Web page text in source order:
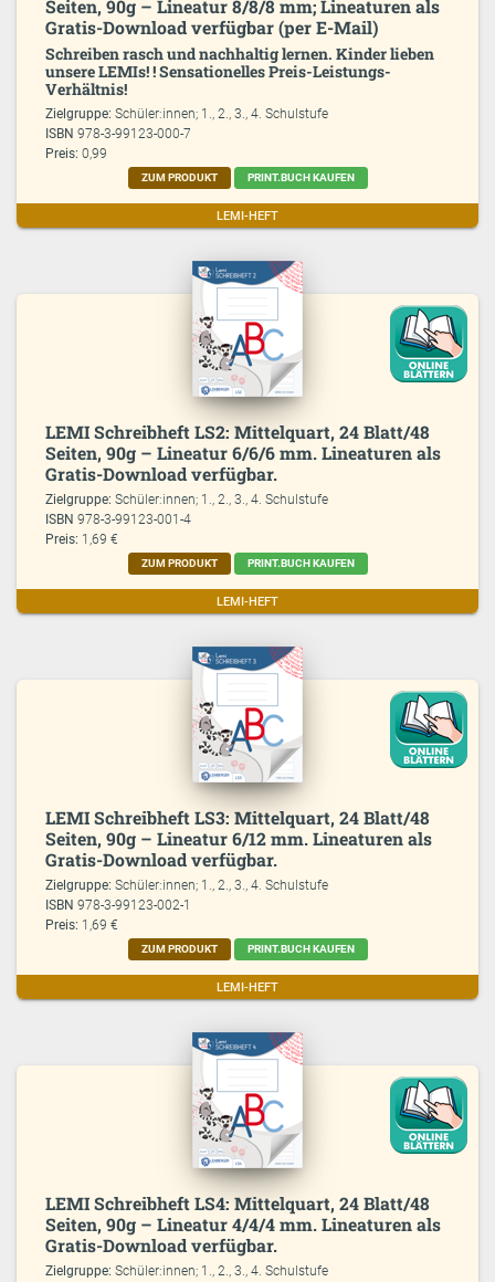
Seiten, 90g – Lineatur 8/8/8 mm; Lineaturen als
Gratis-Download verfügbar (per E-Mail)
Schreiben rasch und nachhaltig lernen. Kinder lieben
unsere LEMIs! ! Sensationelles Preis-Leistungs-
Verhältnis!
Zielgruppe:Schüler:innen; 1., 2., 3., 4. Schulstufe
ISBN978-3-99123-000-7
Preis: 0,99
ZUM PRODUKT PRINT.BUCH KAUFEN
LEMI-HEFT
LEMI Schreibheft LS2: Mittelquart, 24 Blatt/48
Seiten, 90g – Lineatur 6/6/6 mm. Lineaturen als
Gratis-Download verfügbar.
Zielgruppe:Schüler:innen; 1., 2., 3., 4. Schulstufe
ISBN978-3-99123-001-4
Preis: 1,69 €
ZUM PRODUKT PRINT.BUCH KAUFEN
LEMI-HEFT
LEMI Schreibheft LS3: Mittelquart, 24 Blatt/48
Seiten, 90g – Lineatur 6/12 mm. Lineaturen als
Gratis-Download verfügbar.
Zielgruppe:Schüler:innen; 1., 2., 3., 4. Schulstufe
ISBN978-3-99123-002-1
Preis: 1,69 €
ZUM PRODUKT PRINT.BUCH KAUFEN
LEMI-HEFT
LEMI Schreibheft LS4: Mittelquart, 24 Blatt/48
Seiten, 90g – Lineatur 4/4/4 mm. Lineaturen als
Gratis-Download verfügbar.
Zielgruppe:Schüler:innen; 1., 2., 3., 4. Schulstufe